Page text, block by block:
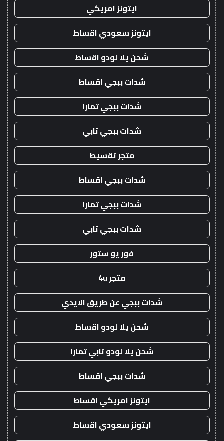
ايتونز امريكي
ايتونز سعودي اقساط
شحن يلا لودو اقساط
شدات ببجي اقساط
شدات ببجي تمارا
شدات ببجي تابي
متجر تقسيط
شدات ببجي اقساط
شدات ببجي تمارا
شدات ببجي تابي
فور يو ستور
متجر 4u
شدات ببجي عن طريق الايدي
شحن يلا لودو اقساط
شحن يلا لودو تابي تمارا
شدات ببجي اقساط
ايتونز امريكي اقساط
ايتونز سعودي اقساط